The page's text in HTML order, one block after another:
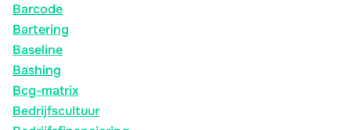
Barcode
Bartering
Baseline
Bashing
Bcg-matrix
Bedrijfscultuur